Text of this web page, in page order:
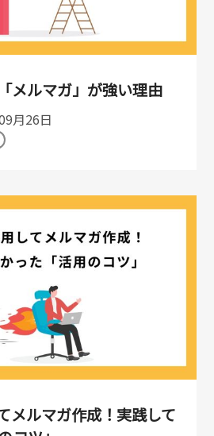
メルマガ」が強い理由
月26日
メルマガ作成！実践して